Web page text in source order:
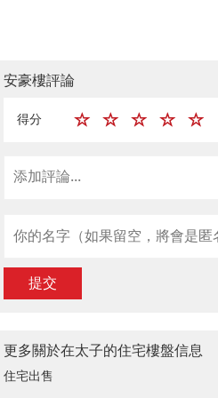
安豪樓評論
得分
提交
更多關於在太子的住宅樓盤信息
住宅出售